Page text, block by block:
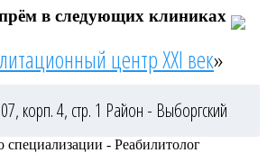
прём в следующих клиниках
центр XXI век»
корп. 4, стр. 1 Район - Выборгский
- Реабилитолог